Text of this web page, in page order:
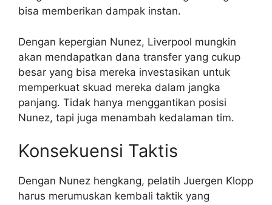
bisa memberikan dampak instan.
Dengan kepergian Nunez, Liverpool mungkin
akan mendapatkan dana transfer yang cukup
besar yang bisa mereka investasikan untuk
memperkuat skuad mereka dalam jangka
panjang. Tidak hanya menggantikan posisi
Nunez, tapi juga menambah kedalaman tim.
Konsekuensi Taktis
Dengan Nunez hengkang, pelatih Juergen Klopp
harus merumuskan kembali taktik yang